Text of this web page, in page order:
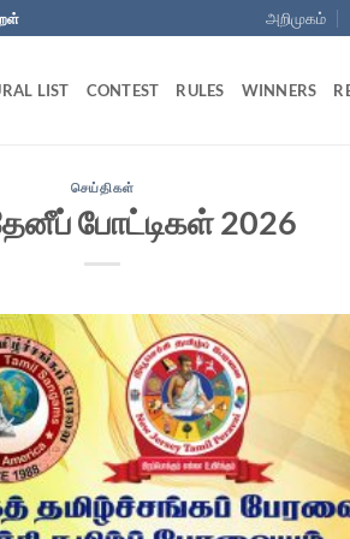
அறிமுகம்
LIST CONTEST RULES WINNERS
செய்திகள்
போட்டிகள் 2026